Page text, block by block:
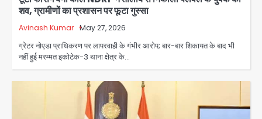
शव, ग्रामीणों का प्रशासन पर फूटा गुस्सा
Avinash Kumar May 27, 2026
ग्रेटर नोएडा प्राधिकरण पर लापरवाही के गंभीर आरोप; बार-बार शिकायत के बाद भी
नहीं हुई मरम्मत इकोटेक-3 थाना क्षेत्र के…